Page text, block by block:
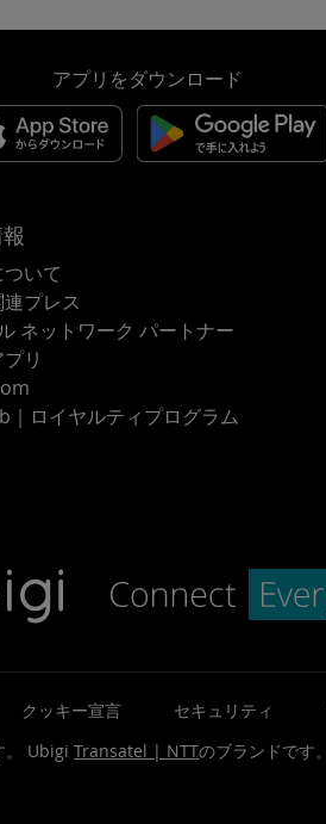
アプリをダウンロード
いて
プレス
ネットワーク パートナー
リ
｜ロイヤルティプログラム
クッキー宣言 セキュリティ
UbigiTransatel | NTTのブランドです。